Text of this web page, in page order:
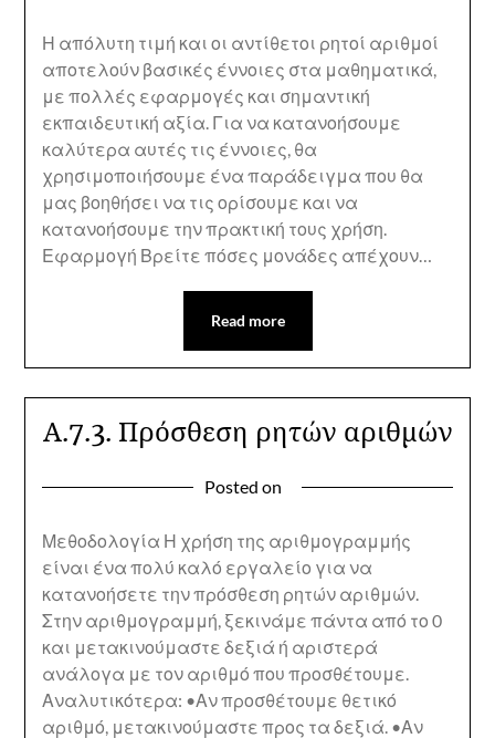
Η απόλυτη τιμή και οι αντίθετοι ρητοί αριθμοί
αποτελούν βασικές έννοιες στα μαθηματικά,
με πολλές εφαρμογές και σημαντική
εκπαιδευτική αξία. Για να κατανοήσουμε
καλύτερα αυτές τις έννοιες, θα
χρησιμοποιήσουμε ένα παράδειγμα που θα
μας βοηθήσει να τις ορίσουμε και να
κατανοήσουμε την πρακτική τους χρήση.
Εφαρμογή Βρείτε πόσες μονάδες απέχουν…
Read more
Α.7.3. Πρόσθεση ρητών αριθμών
Posted on
Μεθοδολογία Η χρήση της αριθμογραμμής
είναι ένα πολύ καλό εργαλείο για να
κατανοήσετε την πρόσθεση ρητών αριθμών.
Στην αριθμογραμμή, ξεκινάμε πάντα από το 0
και μετακινούμαστε δεξιά ή αριστερά
ανάλογα με τον αριθμό που προσθέτουμε.
Αναλυτικότερα: •Αν προσθέτουμε θετικό
αριθμό, μετακινούμαστε προς τα δεξιά. •Αν